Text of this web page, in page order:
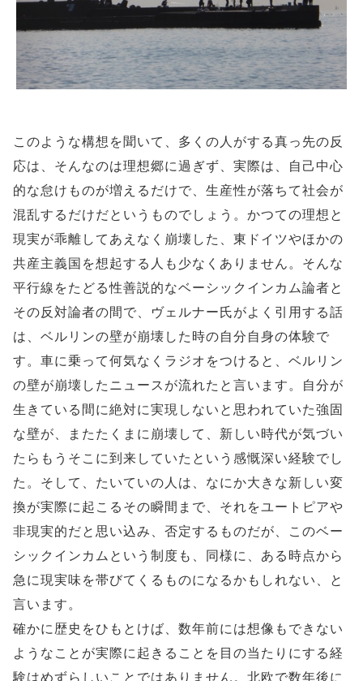
このような構想を聞いて、多くの人がする真っ先の反
応は、そんなのは理想郷に過ぎず、実際は、自己中心
的な怠けものが増えるだけで、生産性が落ちて社会が
混乱するだけだというものでしょう。かつての理想と
現実が乖離してあえなく崩壊した、東ドイツやほかの
共産主義国を想起する人も少なくありません。そんな
平行線をたどる性善説的なベーシックインカム論者と
その反対論者の間で、ヴェルナー氏がよく引用する話
は、ベルリンの壁が崩壊した時の自分自身の体験で
す。車に乗って何気なくラジオをつけると、ベルリン
の壁が崩壊したニュースが流れたと言います。自分が
生きている間に絶対に実現しないと思われていた強固
な壁が、またたくまに崩壊して、新しい時代が気づい
たらもうそこに到来していたという感慨深い経験でし
た。そして、たいていの人は、なにか大きな新しい変
換が実際に起こるその瞬間まで、それをユートピアや
非現実的だと思い込み、否定するものだが、このベー
シックインカムという制度も、同様に、ある時点から
急に現実味を帯びてくるものになるかもしれない、と
言います。
確かに歴史をひもとけば、数年前には想像もできない
ようなことが実際に起きることを目の当たりにする経
験はめずらしいことではありません。北欧で数年後に